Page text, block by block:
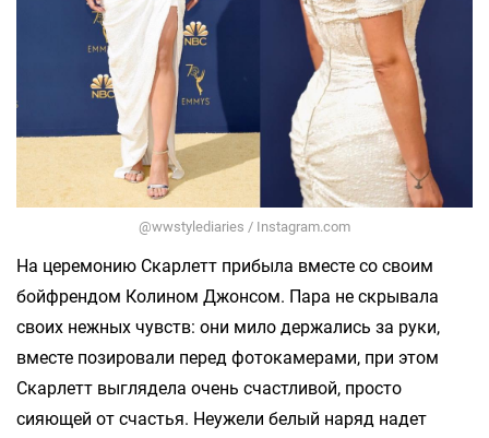
@wwstylediaries / Instagram.com
На церемонию Скарлетт прибыла вместе со своим
бойфрендом Колином Джонсом. Пара не скрывала
своих нежных чувств: они мило держались за руки,
вместе позировали перед фотокамерами, при этом
Скарлетт выглядела очень счастливой, просто
сияющей от счастья. Неужели белый наряд надет